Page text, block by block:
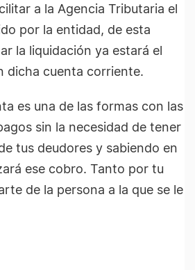
a la Agencia Tributaria el
por la entidad, de esta
la liquidación ya estará el
dicha cuenta corriente.
es una de las formas con las
sin la necesidad de tener
tus deudores y sabiendo en
ese cobro. Tanto por tu
de la persona a la que se le